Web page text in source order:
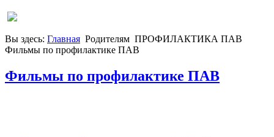
Вы здесь: Главная Родителям ПРОФИЛАКТИКА ПАВ
Фильмы по профилактике ПАВ
Фильмы по профилактике ПАВ